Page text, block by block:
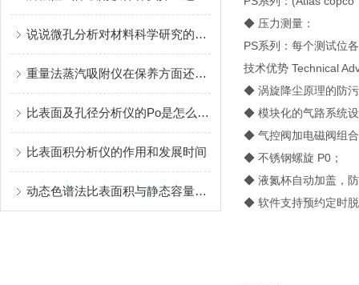
说说微孔分析对材料科学研究的重大意义
重量法蒸汽吸附仪在保养方面还是有些技巧的
比表面及孔径分析仪的Po是怎么测出来的？
比表面积分析仪的作用和发展时间
动态色谱法比表面积与静态容量法比表面积测试原理简介
◆ 压力测量：
PS系列：每个测试位
技术优势 Technical
◆ 涡旋降尘原理的防
◆ 模块化的气路系统
◆ 气控阀加电磁阀组
◆ 不锈钢螺旋 P0；
◆ 液氮杯自动加盖，
◆ 软件支持预约定时